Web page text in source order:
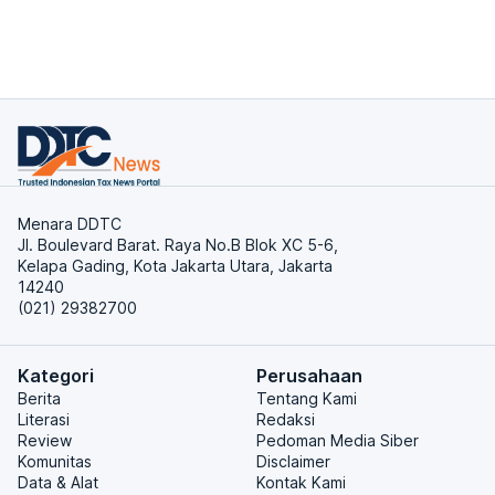
Menara DDTC
Jl. Boulevard Barat. Raya No.B Blok XC 5-6,
Kelapa Gading, Kota Jakarta Utara, Jakarta
14240
(021) 29382700
Kategori
Berita
Literasi
Review
Komunitas
Data & Alat
Perusahaan
Tentang Kami
Redaksi
Pedoman Media Siber
Disclaimer
Kontak Kami